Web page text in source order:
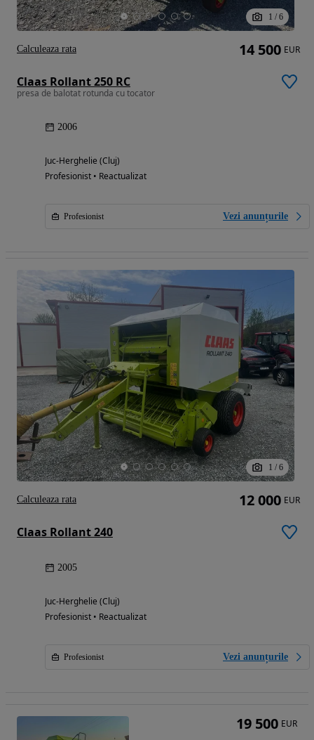
1 / 6
Claas Rollant 250 RC
presa de balotat rotunda cu tocator
2006
Juc-Herghelie (Cluj)
Profesionist • Reactualizat
Profesionist Vezi anunțurile
14 500 EUR
Calculeaza rata
1 / 6
Claas Rollant 240
2005
Juc-Herghelie (Cluj)
Profesionist • Reactualizat
Profesionist Vezi anunțurile
12 000 EUR
Calculeaza rata
19 500 EUR